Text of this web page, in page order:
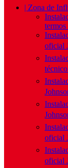
| Zona de
termos
oficial
oficial
oficial